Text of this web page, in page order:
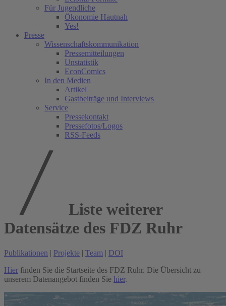
Für Jugendliche
Ökonomie Hautnah
Yes!
Presse
Wissenschaftskommunikation
Pressemitteilungen
Unstatistik
EconComics
In den Medien
Artikel
Gastbeiträge und Interviews
Service
Pressekontakt
Pressefotos/Logos
RSS-Feeds
Liste weiterer
Datensätze des FDZ Ruhr
Publikationen | Projekte | Team | DOI
Hier finden Sie die Startseite des FDZ Ruhr. Die Übersicht zu
unserem Datenangebot finden Sie hier.